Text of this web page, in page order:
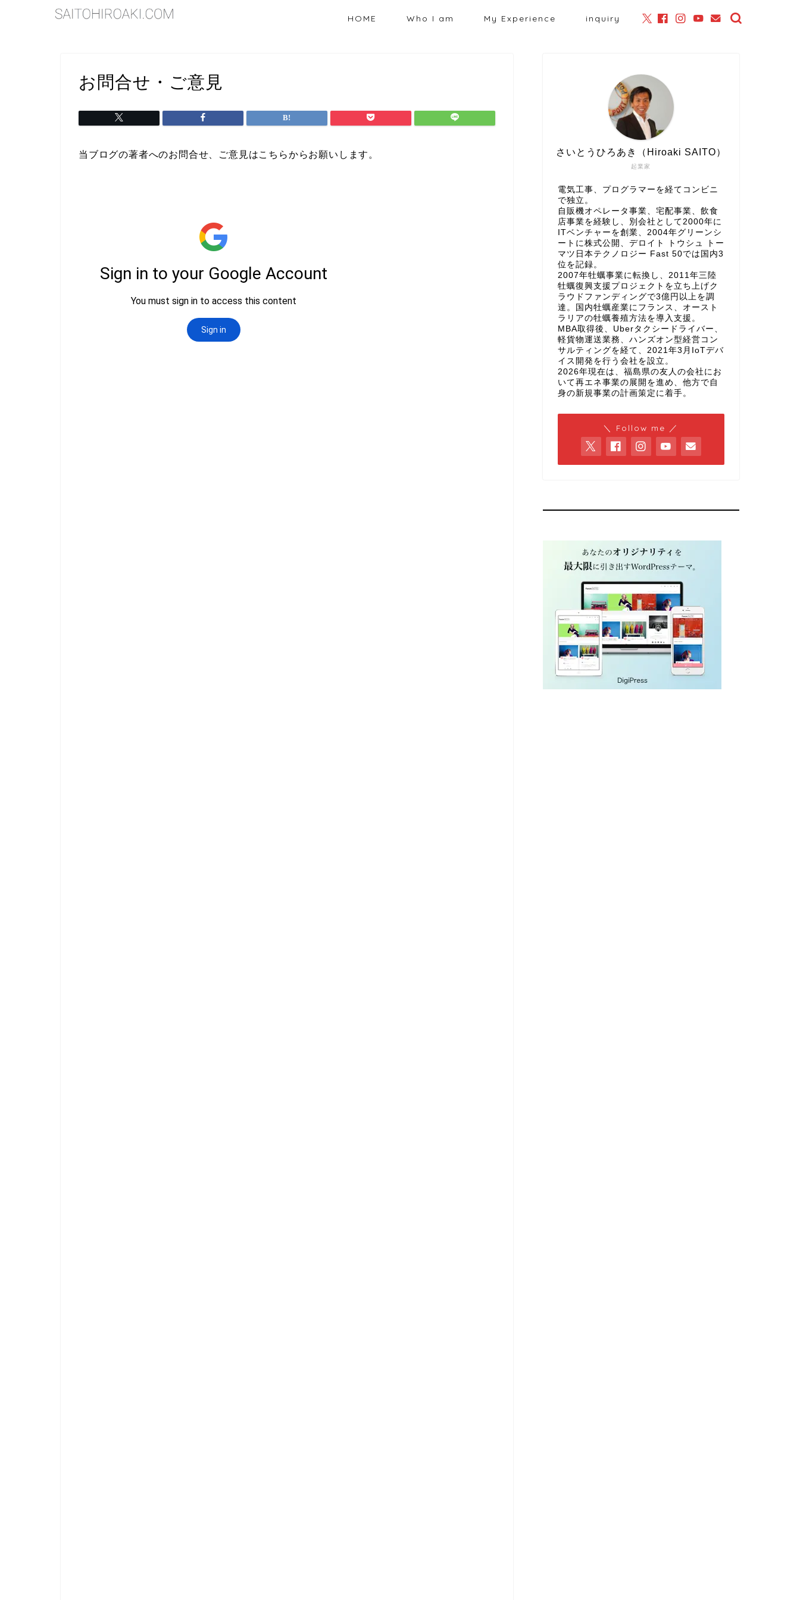
HOME Who I am My Experience inquiry
お問合せ・ご意見
当ブログの著者へのお問合せ、ご意見はこちらからお願いします。
起業家
さいとうひろあき（Hiroaki SAITO）
電気工事、プログラマーを経てコンビニ
で独立。
自販機オペレータ事業、宅配事業、飲食
店事業を経験し、別会社として2000年に
ITベンチャーを創業、2004年グリーンシ
ートに株式公開、 デロイト トウシュ トー
マツ日本テクノロジー Fast 50では国内3
位を記録。
2007年牡蠣事業に転換し、2011年三陸
牡蠣復興支援プロジェクトを立ち上げク
ラウドファンディングで3億円以上を調
達。国内牡蠣産業にフランス、オースト
ラリアの牡蠣養殖方法を導入支援。
MBA取得後、Uberタクシードライバー、
軽貨物運送業務、ハンズオン型経営コン
サルティングを経て、2021年3月IoTデバ
イス開発を行う会社を設立。
2026年現在は、福島県の友人の会社にお
いて再エネ事業の展開を進め、他方で自
身の新規事業の計画策定に着手。
＼ Follow me ／